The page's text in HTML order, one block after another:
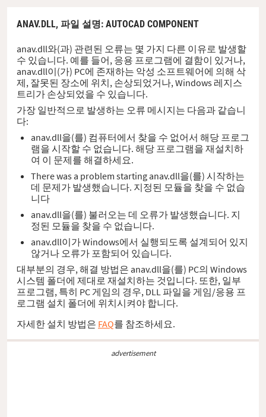
ANAV.DLL, 파일 설명: AUTOCAD COMPONENT
anav.dll와(과) 관련된 오류는 몇 가지 다른 이유로 발생할
수 있습니다. 예를 들어, 응용 프로그램에 결함이 있거나,
anav.dll이(가) PC에 존재하는 악성 소프트웨어에 의해 삭
제, 잘못된 장소에 위치, 손상되었거나, Windows 레지스
트리가 손상되었을 수 있습니다.
가장 일반적으로 발생하는 오류 메시지는 다음과 같습니
다:
anav.dll을(를) 컴퓨터에서 찾을 수 없어서 해당 프로그
램을 시작할 수 없습니다. 해당 프로그램을 재설치하
여 이 문제를 해결하세요.
There was a problem starting anav.dll을(를) 시작하는
데 문제가 발생했습니다. 지정된 모듈을 찾을 수 없습
니다
anav.dll을(를) 불러오는 데 오류가 발생했습니다. 지
정된 모듈을 찾을 수 없습니다.
anav.dll이가 Windows에서 실행되도록 설계되어 있지
않거나 오류가 포함되어 있습니다.
대부분의 경우, 해결 방법은 anav.dll을(를) PC의 Windows
시스템 폴더에 제대로 재설치하는 것입니다. 또한, 일부
프로그램, 특히 PC 게임의 경우, DLL 파일을 게임/응용 프
로그램 설치 폴더에 위치시켜야 합니다.
자세한 설치 방법은 FAQ를 참조하세요.
advertisement